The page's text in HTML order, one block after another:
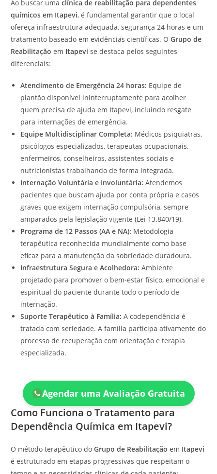
Ao buscar umaclínica de reabilitação para dependentes
químicos em Itapevi, é fundamental garantir que o local
ofereça infraestrutura adequada, segurança 24 horas e um
tratamento baseado em evidências científicas. OGrupo de
Reabilitação em Itapevi se destaca pelos seguintes
diferenciais:
Atendimento de Emergência 24 horas: Equipe de
plantão disponível ininterruptamente para acolher
quem precisa de ajuda em Itapevi, incluindo resgate
para internações de emergência.
Equipe Multidisciplinar Completa: Médicos psiquiatras,
psicólogos especializados, terapeutas ocupacionais,
enfermeiros, conselheiros, assistentes sociais e
nutricionistas trabalhando de forma integrada.
Internação Voluntária e Involuntária: Atendemos
pacientes que buscam ajuda por conta própria e casos
graves que exigem internação compulsória, sempre
amparados pela legislação vigente (Lei 13.840/19).
Programa de 12 Passos (AA e NA): Metodologia
terapêutica reconhecida mundialmente como base
eficaz para a manutenção da sobriedade duradoura.
Infraestrutura Segura e Acolhedora: Ambiente
projetado para promover o bem-estar físico, emocional e
espiritual do paciente durante todo o período de
internação.
Suporte Terapêutico à Família: A codependência é
tratada com seriedade. A família participa ativamente do
processo de recuperação com orientação e terapia
especializada.
Agendar uma Avaliação Gratuita
Como Funciona o Tratamento para
Dependência Química em Itapevi?
O método terapêutico doGrupo de Reabilitação em Itapevi
é estruturado em etapas progressivas que respeitam o